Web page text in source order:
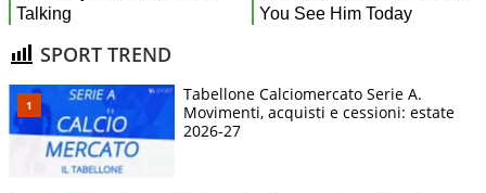
SPORT TREND
Tabellone Calciomercato Serie A.
Movimenti, acquisti e cessioni: estate
2026-27